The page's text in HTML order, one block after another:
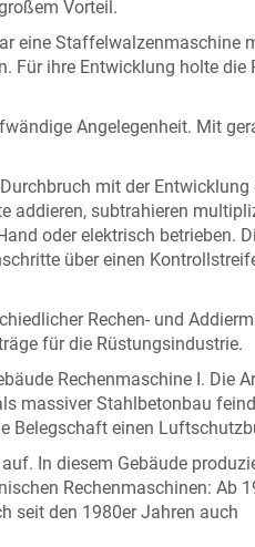
Vorteil.
eine Staffelwalzenmaschine
Für ihre Entwicklung holte die
Angelegenheit. Mit
mit der Entwicklung
addieren, subtrahieren
oder elektrisch betrieben.
über einen
Rechen- und
für die Rüstungsindustrie.
Rechenmaschine I. Die
massiver Stahlbetonbau
Belegschaft einen
In diesem Gebäude
Rechenmaschinen: Ab
seit den 1980er Jahren auch